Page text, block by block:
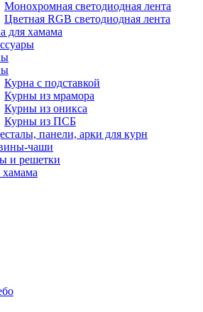
Монохромная светодиодная лента
Цветная RGB светодиодная лента
для хамама
Курна с подставкой
Курны из мрамора
Курны из оникса
Курны из ПСБ
панели, арки для курн
чаши
и решетки